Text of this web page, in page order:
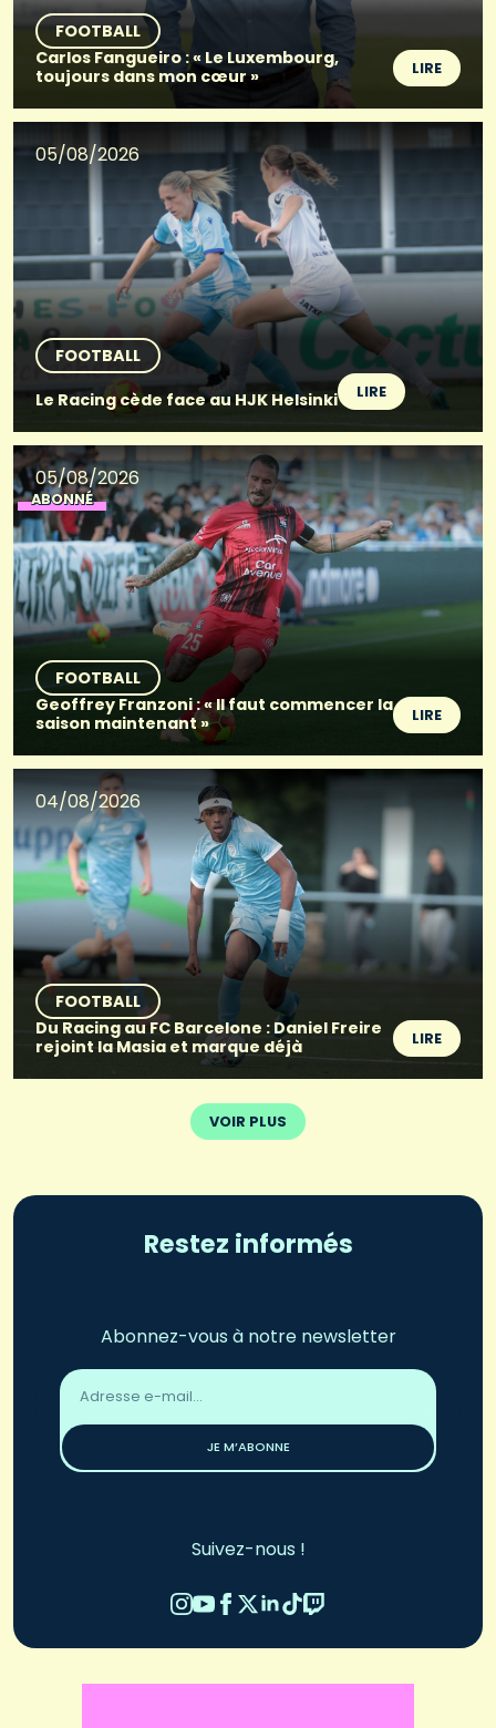
FOOTBALL
Carlos Fangueiro : « Le Luxembourg,
toujours dans mon cœur »
LIRE
05/08/2026
FOOTBALL
Le Racing cède face au HJK Helsinki
LIRE
05/08/2026
ABONNÉ
FOOTBALL
Geoffrey Franzoni : « Il faut commencer la
saison maintenant »
LIRE
04/08/2026
FOOTBALL
Du Racing au FC Barcelone : Daniel Freire
rejoint la Masia et marque déjà
LIRE
VOIR PLUS
Restez informés
Abonnez-vous à notre newsletter
Adresse
email
JE M’ABONNE
Suivez-nous !